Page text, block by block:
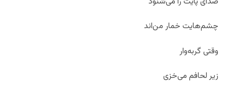
چشم‌هایت خمار من‌اند
وقتی گربه‌وار
زیر لحافم می‌خزی